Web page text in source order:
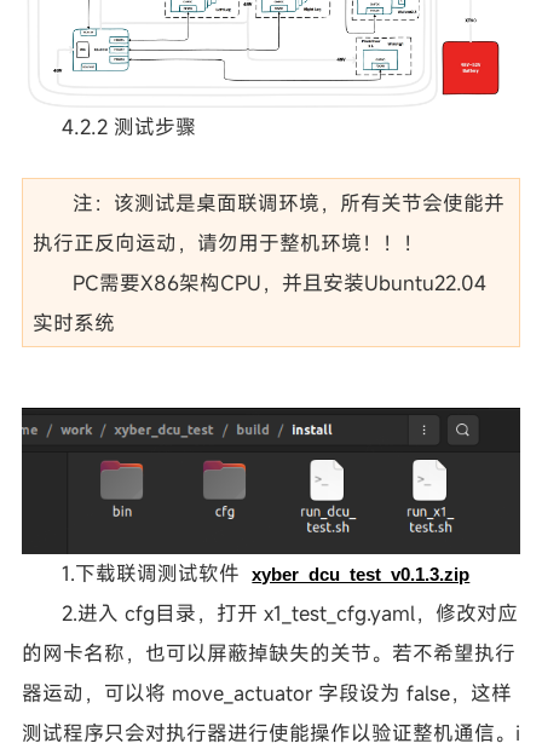
4.2.2 测试步骤
注：该测试是桌面联调环境，所有关节会使能并
执行正反向运动，请勿用于整机环境！！！
PC需要X86架构CPU，并且安装Ubuntu22.04
实时系统
1.下载联调测试软件xyber_dcu_test_v0.1.3.zip
2.进入 cfg目录，打开 x1_test_cfg.yaml，修改对应
的网卡名称，也可以屏蔽掉缺失的关节。若不希望执行
器运动，可以将 move_actuator 字段设为 false，这样
测试程序只会对执行器进行使能操作以验证整机通信。i